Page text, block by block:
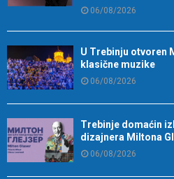
06/08/2026
U Trebinju otvoren
klasične muzike
06/08/2026
Trebinje domaćin
dizajnera Miltona
06/08/2026